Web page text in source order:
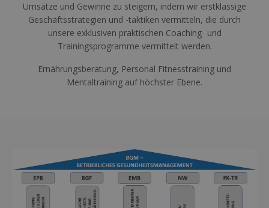
Umsätze und Gewinne zu steigern, indem wir erstklassige
Geschäftsstrategien und -taktiken vermitteln, die durch
unsere exklusiven praktischen Coaching- und
Trainingsprogramme vermittelt werden.
Ernährungsberatung, Personal Fitnesstraining und
Mentaltraining auf höchster Ebene.